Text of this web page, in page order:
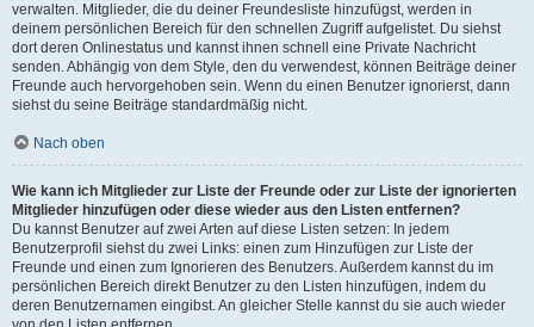
verwalten. Mitglieder, die du deiner Freundesliste hinzufügst, werden in
deinem persönlichen Bereich für den schnellen Zugriff aufgelistet. Du siehst
dort deren Onlinestatus und kannst ihnen schnell eine Private Nachricht
senden. Abhängig von dem Style, den du verwendest, können Beiträge deiner
Freunde auch hervorgehoben sein. Wenn du einen Benutzer ignorierst, dann
siehst du seine Beiträge standardmäßig nicht.
Nach oben
Wie kann ich Mitglieder zur Liste der Freunde oder zur Liste der ignorierten
Mitglieder hinzufügen oder diese wieder aus den Listen entfernen?
Du kannst Benutzer auf zwei Arten auf diese Listen setzen: In jedem
Benutzerprofil siehst du zwei Links: einen zum Hinzufügen zur Liste der
Freunde und einen zum Ignorieren des Benutzers. Außerdem kannst du im
persönlichen Bereich direkt Benutzer zu den Listen hinzufügen, indem du
deren Benutzernamen eingibst. An gleicher Stelle kannst du sie auch wieder